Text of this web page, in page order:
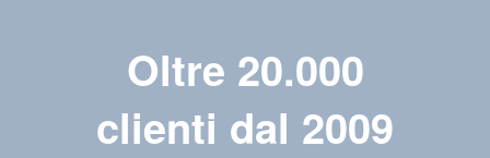
Oltre 20.000
clienti dal 2009